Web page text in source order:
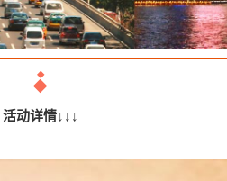
活动详情↓↓↓